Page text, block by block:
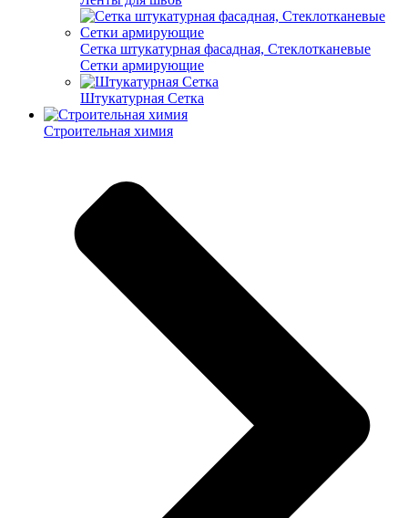
Сетка штукатурная фасадная, Стеклотканевые
Сетки армирующие
Штукатурная Сетка
Строительная химия